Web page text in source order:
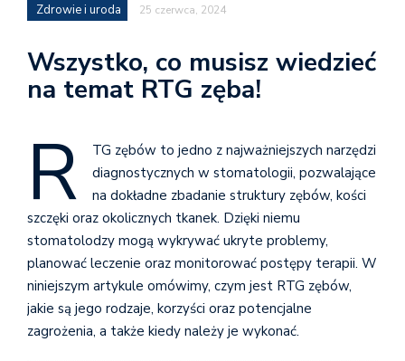
Zdrowie i uroda 25 czerwca, 2024
Wszystko, co musisz wiedzieć
na temat RTG zęba!
R
TG zębów to jedno z najważniejszych narzędzi
diagnostycznych w stomatologii, pozwalające
na dokładne zbadanie struktury zębów, kości
szczęki oraz okolicznych tkanek. Dzięki niemu
stomatolodzy mogą wykrywać ukryte problemy,
planować leczenie oraz monitorować postępy terapii. W
niniejszym artykule omówimy, czym jest RTG zębów,
jakie są jego rodzaje, korzyści oraz potencjalne
zagrożenia, a także kiedy należy je wykonać.